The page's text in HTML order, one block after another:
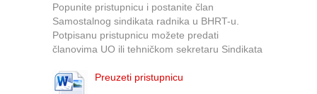
Popunite pristupnicu i postanite član
Samostalnog sindikata radnika u BHRT-u.
Potpisanu pristupnicu možete predati
članovima UO ili tehničkom sekretaru Sindikata
Preuzeti pristupnicu